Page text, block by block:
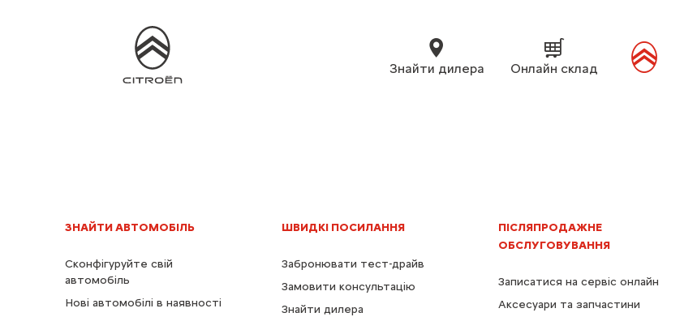
Знайти дилера Онлайн склад
ЗНАЙТИ АВТОМОБІЛЬ
Сконфігуруйте свій
автомобіль
Нові автомобілі в наявності
ШВИДКІ ПОСИЛАННЯ
Забронювати тест-драйв
Замовити консультацію
Знайти дилера
ПІСЛЯПРОДАЖНЕ
ОБСЛУГОВУВАННЯ
Записатися на сервіс онлайн
Аксесуари та запчастини